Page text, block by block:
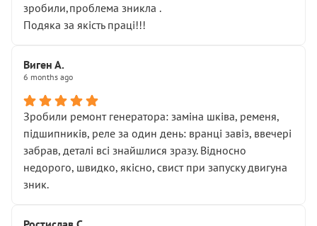
зробили,проблема зникла .
Подяка за якість праці!!!
Виген А.
6 months ago
Зробили ремонт генератора: заміна шківа, ременя,
підшипників, реле за один день: вранці завіз, ввечері
забрав, деталі всі знайшлися зразу. Відносно
недорого, швидко, якісно, свист при запуску двигуна
зник.